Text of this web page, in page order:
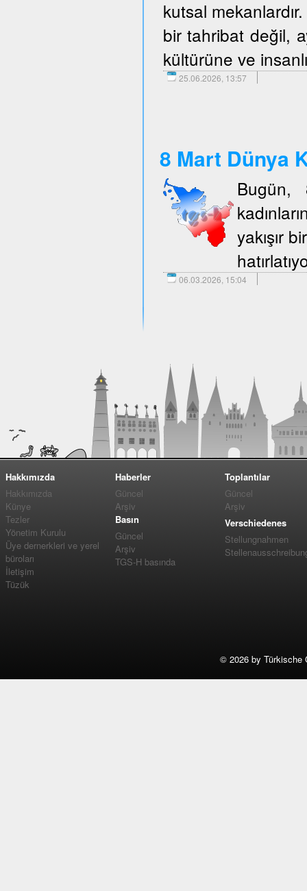
kutsal
bir tahribat değil,
kültürüne ve
25.06.2026, 13:57
8 Mart Dünya
Bugün,
yakışır
06.03.2026, 15:04
Hakkımızda
Hakkımızda
Künye
Tezler
Yönetim Kurulu
Üye dernerkleri ve yerel
büroları
İletişim
Tüzük
Haberler
Güncel
Arşiv
Basın
Güncel
Arşiv
TGS-H basında
Toplantılar
Güncel
Arşiv
Verschiedenes
Stellungnahmen
© 2026 by Türkische